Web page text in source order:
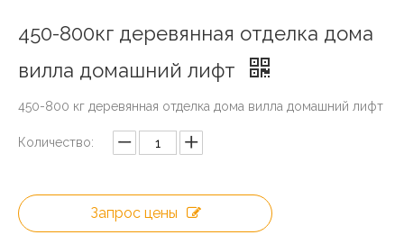
450-800кг деревянная отделка дома
вилла домашний лифт
450-800 кг деревянная отделка дома вилла домашний лифт
Количество:
Запрос цены